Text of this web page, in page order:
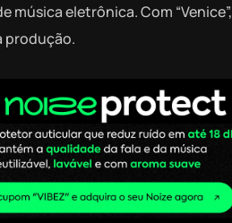
música eletrônica. Com “Venice”,
produção.